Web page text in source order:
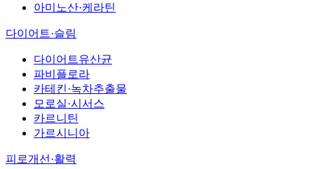
아미노산·케라틴
다이어트·슬림
다이어트유산균
파비플로라
카테킨·녹차추출물
모로실·시서스
카르니틴
가르시니아
피로개선·활력